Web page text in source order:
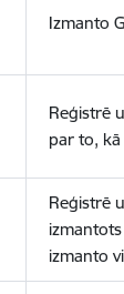
Izmanto
Reģistrē
par to,
Reģistrē
izmanto